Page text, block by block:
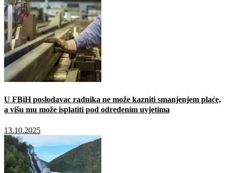
U FBiH poslodavac radnika ne može kazniti smanjenjem plaće,
a višu mu može isplatiti pod određenim uvjetima
13.10.2025